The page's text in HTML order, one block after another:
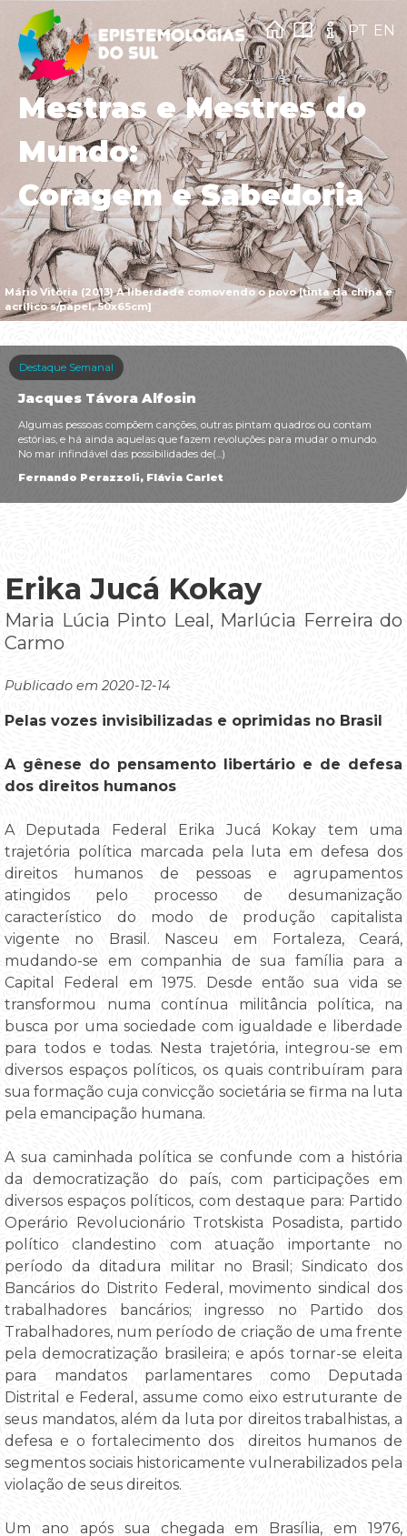
Mário Vitória (2013) A liberdade comovendo o povo [tinta da china e
acrílico s/papel, 50x65cm]
Mestras e Mestres do
Mundo:
Coragem e Sabedoria
PT EN
Destaque Semanal
Jacques Távora Alfosin
Algumas pessoas compõem canções, outras pintam quadros ou contam
estórias, e há ainda aquelas que fazem revoluções para mudar o mundo.
No mar infindável das possibilidades de(...)
Fernando Perazzoli, Flávia Carlet
Erika Jucá Kokay
Maria Lúcia Pinto Leal, Marlúcia Ferreira do
Carmo
Publicado em 2020-12-14
Pelas vozes invisibilizadas e oprimidas no Brasil
A gênese do pensamento libertário e de defesa
dos direitos humanos
A Deputada Federal Erika Jucá Kokay tem uma
trajetória política marcada pela luta em defesa dos
direitos humanos de pessoas e agrupamentos
atingidos pelo processo de desumanização
característico do modo de produção capitalista
vigente no Brasil. Nasceu em Fortaleza, Ceará,
mudando-se em companhia de sua família para a
Capital Federal em 1975. Desde então sua vida se
transformou numa contínua militância política, na
busca por uma sociedade com igualdade e liberdade
para todos e todas. Nesta trajetória, integrou-se em
diversos espaços políticos, os quais contribuíram para
sua formação cuja convicção societária se firma na luta
pela emancipação humana.
A sua caminhada política se confunde com a história
da democratização do país, com participações em
diversos espaços políticos, com destaque para: Partido
Operário Revolucionário Trotskista Posadista, partido
político clandestino com atuação importante no
período da ditadura militar no Brasil; Sindicato dos
Bancários do Distrito Federal, movimento sindical dos
trabalhadores bancários; ingresso no Partido dos
Trabalhadores, num período de criação de uma frente
pela democratização brasileira; e após tornar-se eleita
para mandatos parlamentares como Deputada
Distrital e Federal, assume como eixo estruturante de
seus mandatos, além da luta por direitos trabalhistas, a
defesa e o fortalecimento dos direitos humanos de
segmentos sociais historicamente vulnerabilizados pela
violação de seus direitos.
Um ano após sua chegada em Brasília, em 1976,